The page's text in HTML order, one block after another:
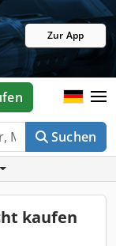
Zur App
Suchen
kaufen